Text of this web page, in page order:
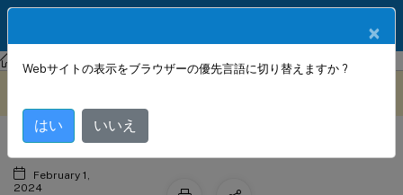
NetScaler Gateway Citrix Gateway 13.0 認証と承認
LDAP 認可グループ属性フィールド
February 1,
2024
×
Webサイトの表示をブラウザーの優先言語に切り替えますか ?
はい いいえ